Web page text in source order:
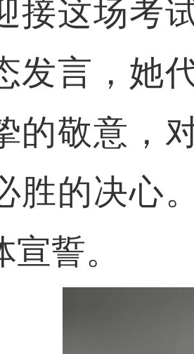
接这场考
发言，她
的敬意，
胜的决心
誓。